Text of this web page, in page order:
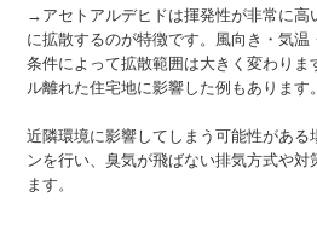
→アセトアルデヒドは揮発性が非常に高
に拡散するのが特徴です。風向き・気
条件によって拡散範囲は大きく変わりま
ル離れた住宅地に影響した例もあります。
近隣環境に影響してしまう可能性がある
ンを行い、臭気が飛ばない排気方式や
ます。